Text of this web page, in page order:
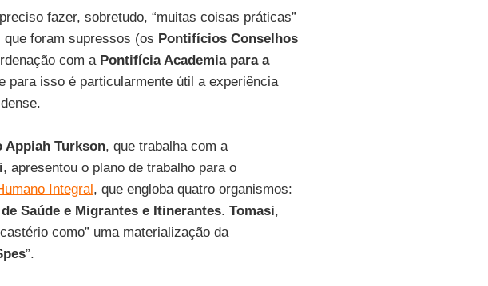
fazer, sobretudo, “muitas coisas práticas”
foram supressos (os Pontifícios Conselhos
com a Pontifícia Academia para a
para isso é particularmente útil a experiência
Appiah Turkson, que trabalha com a
, apresentou o plano de trabalho para o
Integral, que engloba quatro organismos:
Saúde e Migrantes e Itinerantes. Tomasi,
como” uma materialização da
”.